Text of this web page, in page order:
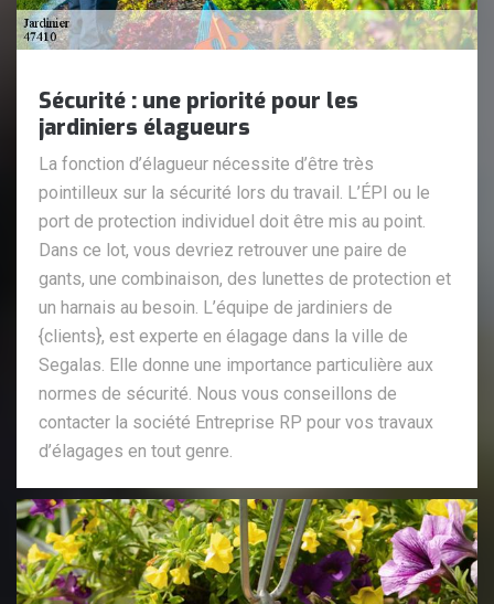
Sécurité : une priorité pour les
jardiniers élagueurs
La fonction d’élagueur nécessite d’être très
pointilleux sur la sécurité lors du travail. L’ÉPI ou le
port de protection individuel doit être mis au point.
Dans ce lot, vous devriez retrouver une paire de
gants, une combinaison, des lunettes de protection et
un harnais au besoin. L’équipe de jardiniers de
{clients}, est experte en élagage dans la ville de
Segalas. Elle donne une importance particulière aux
normes de sécurité. Nous vous conseillons de
contacter la société Entreprise RP pour vos travaux
d’élagages en tout genre.